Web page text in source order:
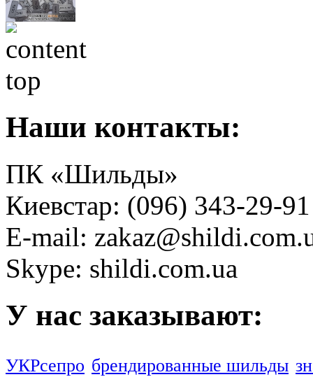
Наши контакты:
ПК «Шильды»
Киевстар: (096) 343-29-91
E-mail:
Skype: shildi.com.ua
У нас заказывают:
УКРсепро брендированные шильды